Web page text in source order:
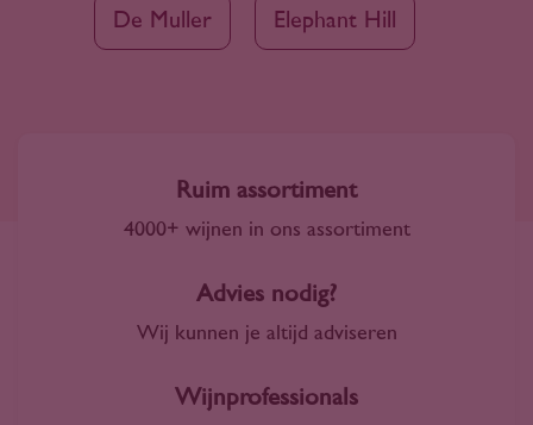
De Muller Elephant Hill
Ruim assortiment
4000+ wijnen in ons assortiment
Advies nodig?
Wij kunnen je altijd adviseren
Wijnprofessionals